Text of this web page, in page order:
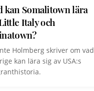
kan Somalitown lära
Italy och
Holmberg skriver om vad
kan lära sig av USA:s